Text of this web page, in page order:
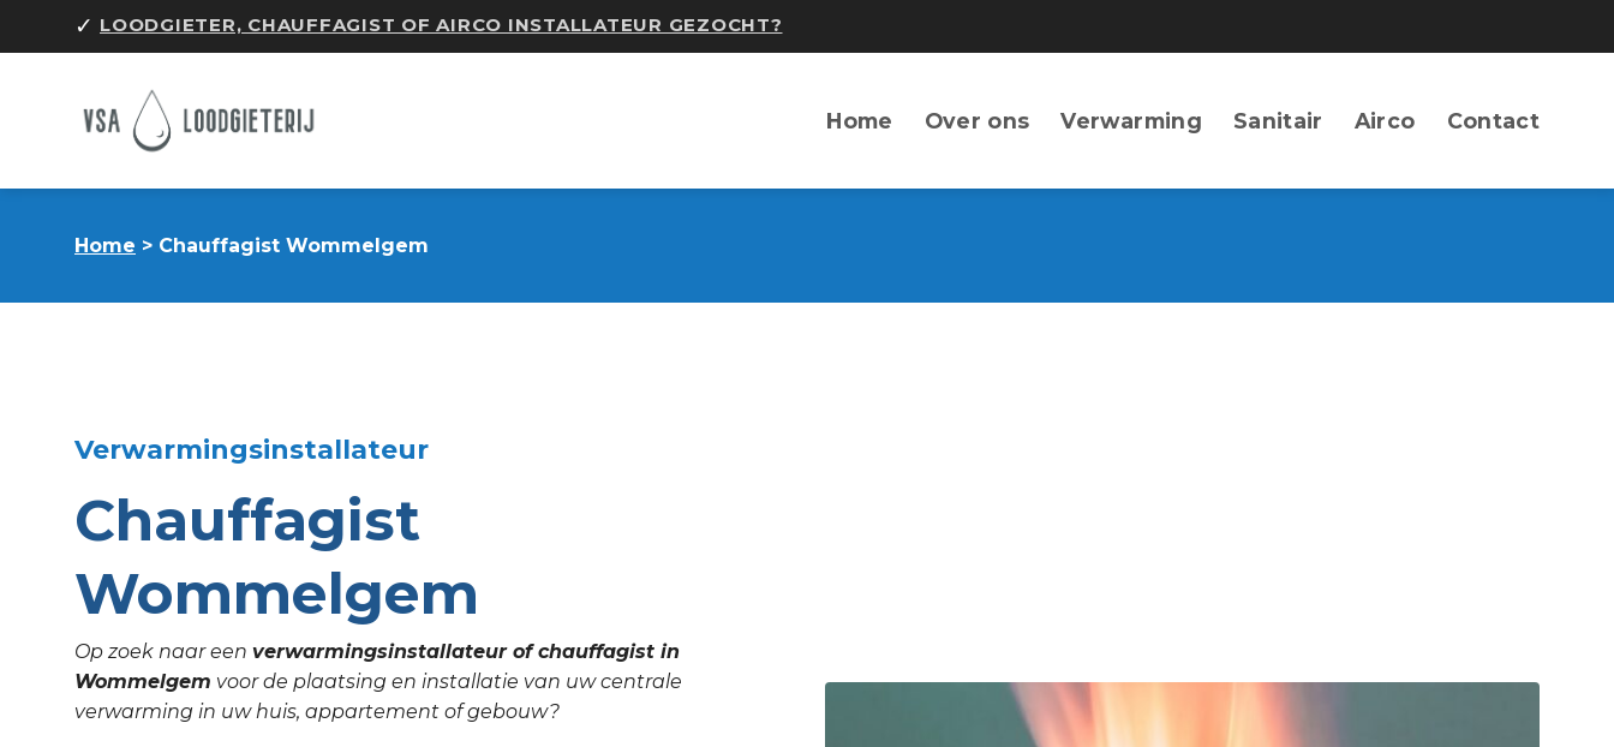
✓ LOODGIETER, CHAUFFAGIST OF AIRCO INSTALLATEUR GEZOCHT?
Home Over ons Verwarming Sanitair Airco Contact
Home > Chauffagist Wommelgem
Verwarmingsinstallateur
Chauffagist
Wommelgem
Op zoek naar een verwarmingsinstallateur of chauffagist in
Wommelgem voor de plaatsing en installatie van uw centrale
verwarming in uw huis, appartement of gebouw?